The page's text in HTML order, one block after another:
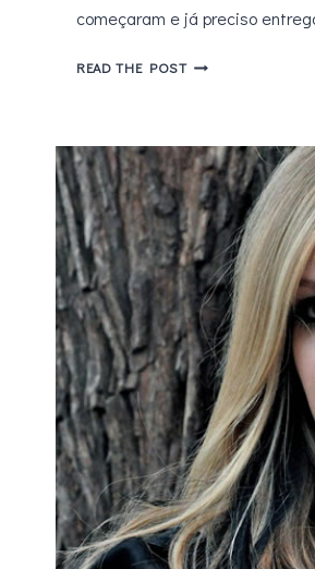
começaram e já preciso
READ THE POSTOPALITE
O
DESAFIO
DE
MANTER
BONS